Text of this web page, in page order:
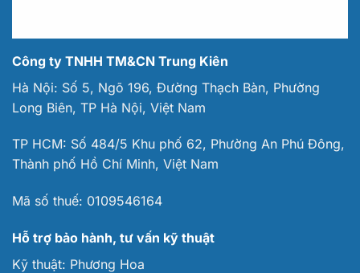
Công ty TNHH TM&CN Trung Kiên
Hà Nội: Số 5, Ngõ 196, Đường Thạch Bàn, Phường
Long Biên, TP Hà Nội, Việt Nam
TP HCM: Số 484/5 Khu phố 62, Phường An Phú Đông,
Thành phố Hồ Chí Minh, Việt Nam
Mã số thuế: 0109546164
Hỗ trợ bảo hành, tư vấn kỹ thuật
Kỹ thuật: Phương Hoa